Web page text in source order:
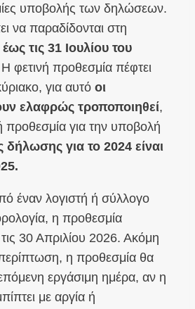
υποβολής των δηλώσεων.
να παραδίδονται στη
έως τις 31 Ιουλίου του
Η φετινή προθεσμία πέφτει
για αυτό οι
ελαφρώς τροποποιηθεί,
προθεσμία για την υποβολή
δήλωσης για το 2024 είναι
έναν λογιστή ή σύλλογο
η προθεσμία
30 Απριλίου 2026. Ακόμη
η προθεσμία θα
εργάσιμη ημέρα, αν η
με αργία ή